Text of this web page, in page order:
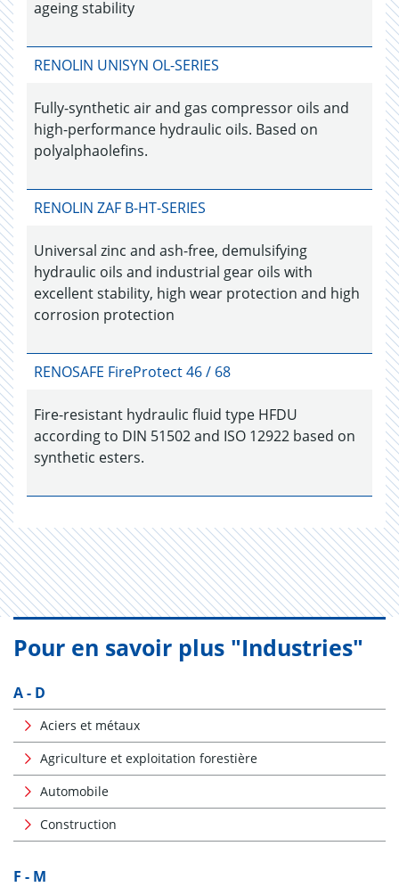
ageing stability
RENOLIN UNISYN OL-SERIES
Fully-synthetic air and gas compressor oils and
high-performance hydraulic oils. Based on
polyalphaolefins.
RENOLIN ZAF B-HT-SERIES
Universal zinc and ash-free, demulsifying
hydraulic oils and industrial gear oils with
excellent stability, high wear protection and high
corrosion protection
RENOSAFE FireProtect 46 / 68
Fire-resistant hydraulic fluid type HFDU
according to DIN 51502 and ISO 12922 based on
synthetic esters.
Pour en savoir plus "Industries"
A - D
Aciers et métaux
Agriculture et exploitation forestière
Automobile
Construction
F - M